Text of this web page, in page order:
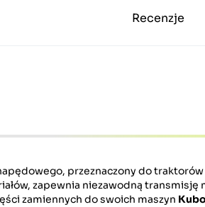
Recenzje
przeznaczony do traktorów
zapewnia niezawodną transmisję
zamiennych do swoich maszyn